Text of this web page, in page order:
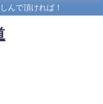
んで頂ければ！